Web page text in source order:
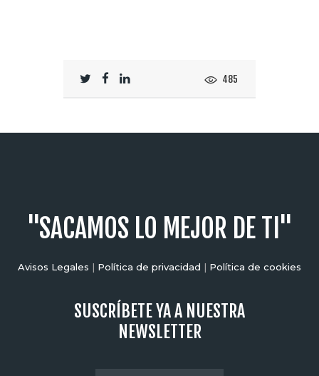
485
"SACAMOS LO MEJOR DE TI"
Avisos Legales | Política de privacidad | Política de cookies
SUSCRÍBETE YA A NUESTRA
NEWSLETTER